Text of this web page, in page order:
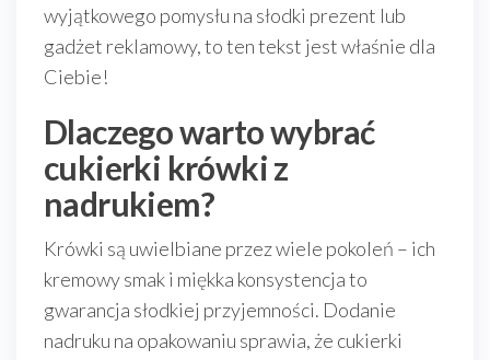
wyjątkowego pomysłu na słodki prezent lub
gadżet reklamowy, to ten tekst jest właśnie dla
Ciebie!
Dlaczego warto wybrać
cukierki krówki z
nadrukiem?
Krówki są uwielbiane przez wiele pokoleń – ich
kremowy smak i miękka konsystencja to
gwarancja słodkiej przyjemności. Dodanie
nadruku na opakowaniu sprawia, że cukierki